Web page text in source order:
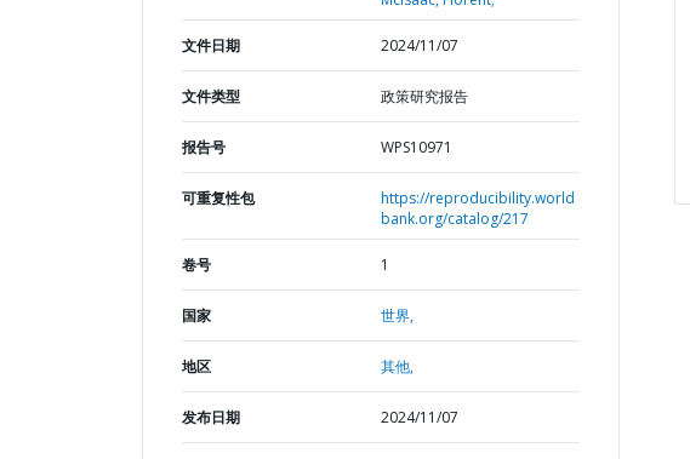
文件日期 2024/11/07
文件类型 政策研究报告
报告号 WPS10971
可重复性包
https://reproducibility.world
bank.org/catalog/217
卷号 1
国家 世界,
地区 其他,
发布日期 2024/11/07